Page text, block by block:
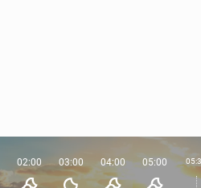
02:00 03:00 04:00 05:00